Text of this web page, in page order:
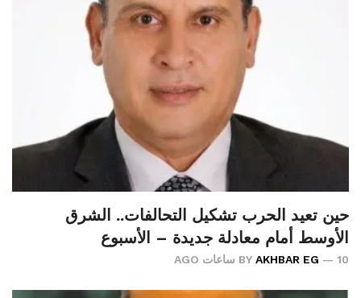
حين تعيد الحرب تشكيل التحالفات.. الشرق
الأوسط أمام معادلة جديدة – الأسبوع
BY AKHBAR EG 10 ساعات AGO